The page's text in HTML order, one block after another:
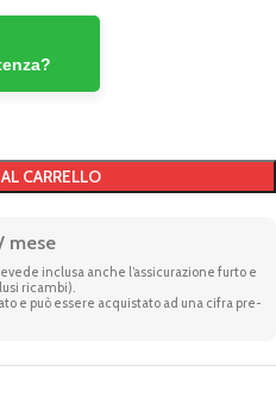
CARRELLO
mese
inclusa anche l’assicurazione furto e
ricambi).
e può essere acquistato ad una cifra pre-